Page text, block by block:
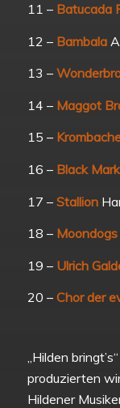
11 – Batucada
12 – Bambala
13 –
14 – Maggot
15 –
16 – Black
17 – Stallion
18 – Moondogs
19 – Ulrich
20 – Chor der
„Hilden
produzierten
Hildener